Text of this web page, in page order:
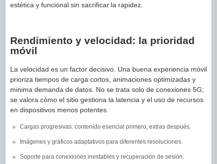
estética y funcional sin sacrificar la rapidez.
Rendimiento y velocidad: la prioridad
móvil
La velocidad es un factor decisivo. Una buena experiencia móvil
prioriza tiempos de carga cortos, animaciones optimizadas y
minima demanda de datos. No se trata solo de conexiones 5G;
se valora cómo el sitio gestiona la latencia y el uso de recursos
en dispositivos menos potentes.
Cargas progresivas: contenido esencial primero, extras después.
Imágenes y gráficos adaptativos para diferentes resoluciones.
Soporte para conexiones inestables y recuperación de sesión.